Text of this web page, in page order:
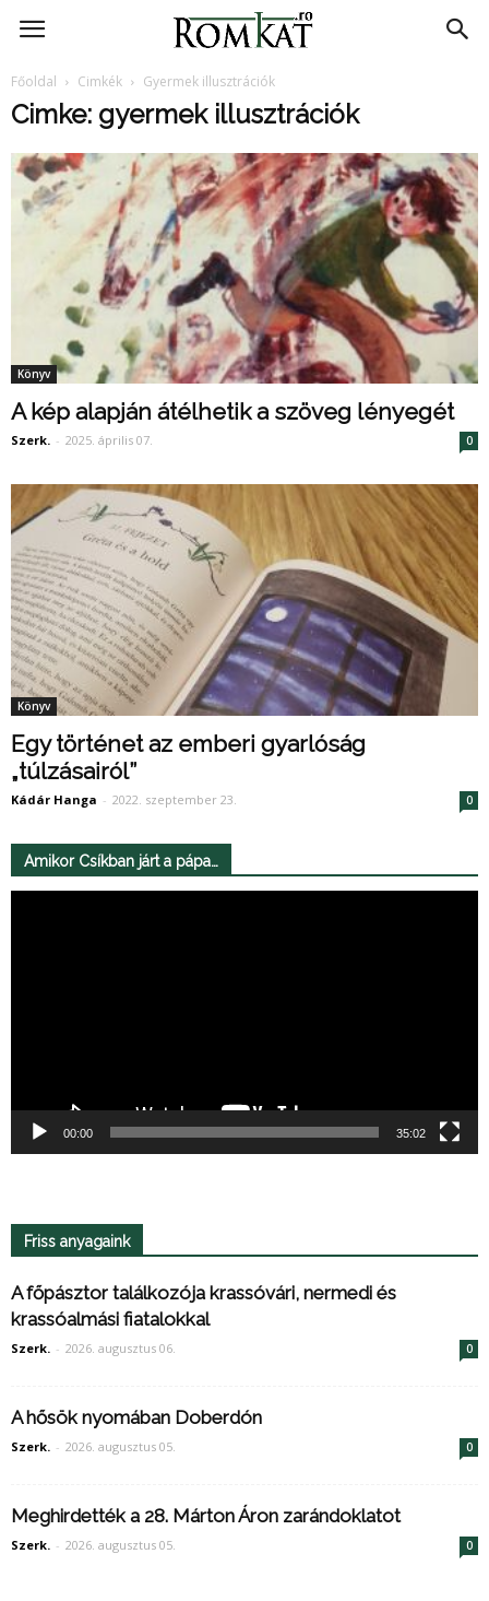
RomKat.ro
Főoldal Cimkék Gyermek illusztrációk
Cimke: gyermek illusztrációk
Könyv
A kép alapján átélhetik a szöveg lényegét
Szerk. - 2025. április 07. 0
Könyv
Egy történet az emberi gyarlóság
„túlzásairól”
Kádár Hanga - 2022. szeptember 23. 0
Amikor Csíkban járt a pápa…
00:00 35:02
Friss anyagaink
A főpásztor találkozója krassóvári, nermedi és
krassóalmási fiatalokkal
Szerk. - 2026. augusztus 06. 0
A hősök nyomában Doberdón
Szerk. - 2026. augusztus 05. 0
Meghirdették a 28. Márton Áron zarándoklatot
Szerk. - 2026. augusztus 05. 0